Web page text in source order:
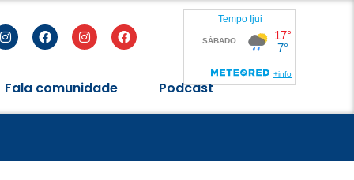
Fala comunidade Podcast